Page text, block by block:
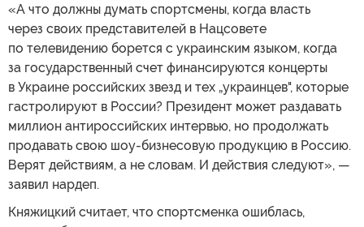
«А что должны думать спортсмены, когда власть
через своих представителей в Нацсовете
по телевидению борется с украинским языком, когда
за государственный счет финансируются концерты
в Украине российских звезд и тех „украинцев", которые
гастролируют в России? Президент может раздавать
миллион антироссийских интервью, но продолжать
продавать свою шоу-бизнесовую продукцию в Россию.
Верят действиям, а не словам. И действия следуют», —
заявил нардеп.
Княжицкий считает, что спортсменка ошиблась,